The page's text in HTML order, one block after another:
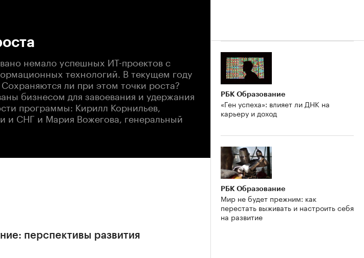
немало успешных ИТ-проектов с
технологий. В текущем году
ли при этом точки роста?
бизнесом для завоевания и удержания
программы: Кирилл Корнильев,
и СНГ и Мария Вожегова, генеральный
перспективы развития
РБК Образование
«Ген успеха»: влияет ли ДНК на
карьеру и доход
РБК Образование
Мир не будет прежним: как
перестать выживать и настроить себя
на развитие